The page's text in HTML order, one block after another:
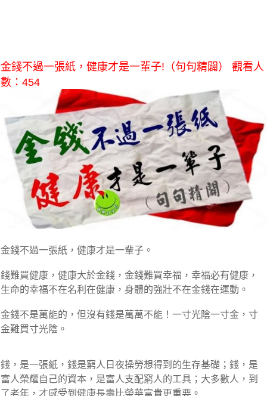
金錢不過一張紙，健康才是一輩子!（句句精闢） 觀看人
數：454
金錢不過一張紙，健康才是一輩子。
錢難買健康，健康大於金錢，金錢難買幸福，幸福必有健康，
生命的幸福不在名利在健康，身體的強壯不在金錢在運動。
金錢不是萬能的，但沒有錢是萬萬不能！一寸光陰一寸金，寸
金難買寸光陰。
錢，是一張紙，錢是窮人日夜操勞想得到的生存基礎；錢，是
富人榮耀自己的資本，是富人支配窮人的工具；大多數人，到
了老年，才感受到健康長壽比榮華富貴更重要。